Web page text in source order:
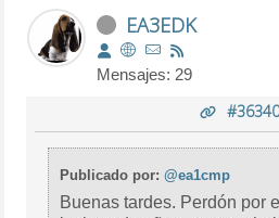
EA3EDK
Mensajes: 29
Publicado por:@ea1cmp
Buenas tardes. Perdón por